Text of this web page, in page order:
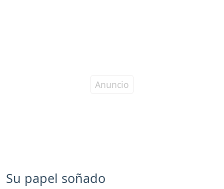
Su papel soñado